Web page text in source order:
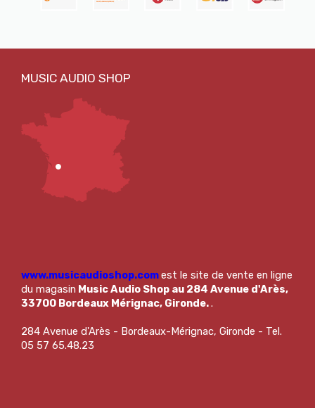
www.musicaudioshop.comest le site de vente en ligne
du magasin Music Audio Shop au 284 Avenue d'Arès,
33700 Bordeaux Mérignac, Gironde..
284 Avenue d'Arès - Bordeaux-Mérignac, Gironde - Tel.
05 57 65.48.23